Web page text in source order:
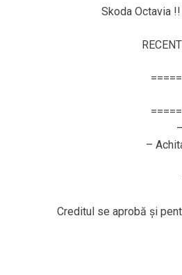
Skoda Octavia
–
Creditul se aprobă și